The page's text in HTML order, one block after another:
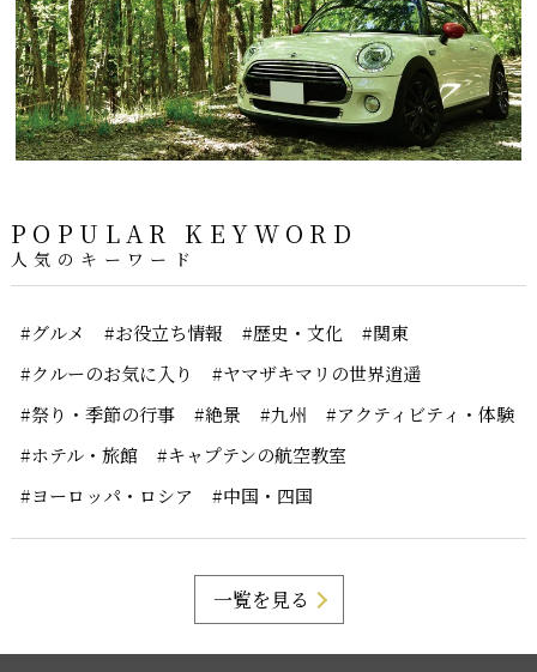
POPULAR KEYWORD
人気のキーワード
#グルメ #お役立ち情報 #歴史・文化
#関東
#クルーのお気に入り
#ヤマザキマリの世界逍遥
#祭り・季節の行事
#絶景 #九州
#アクティビティ・体験
#ホテル・旅館
#キャプテンの航空教室
#ヨーロッパ・ロシア
#中国・四国
一覧を見る